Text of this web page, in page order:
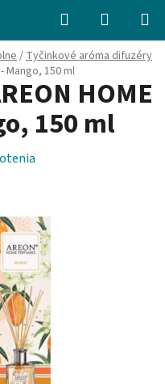
Hľadať
KOŠÍK
/Tyčinkové aróma difuzéry
Mango, 150 ml
HOME
150 ml